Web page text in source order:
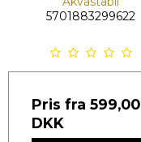
5701883299622
Pris fra 599,00
DKK